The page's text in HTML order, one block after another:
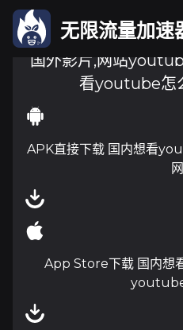
无限流量加速
国外影片,网站
看youtube怎
APK直接下载 国内想看
网
App Store下载 国内想